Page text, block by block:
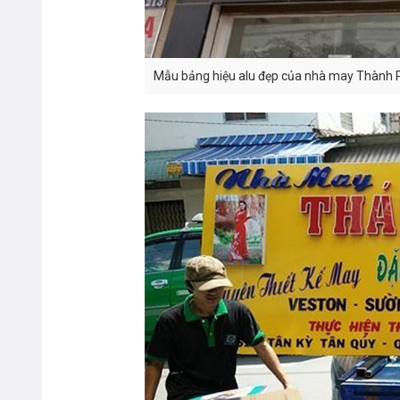
Mẫu bảng hiệu alu đẹp của nhà may Thành